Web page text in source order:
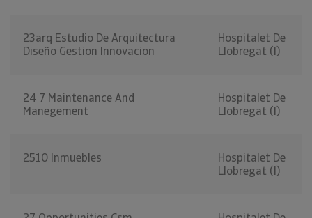
23arq Estudio De Arquitectura
Diseño Gestion Innovacion
Hospitalet De
Llobregat (l)
24 7 Maintenance And
Manegement
Hospitalet De
Llobregat (l)
2510 Inmuebles
Hospitalet De
Llobregat (l)